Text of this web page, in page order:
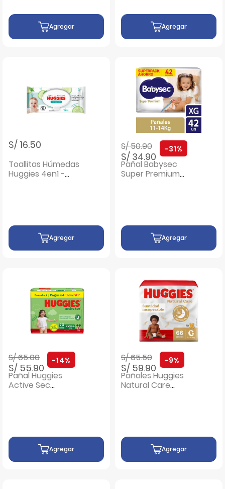
Agregar Agregar
S/ 16.50
Toallitas Húmedas
Huggies 4en1 -
Agregar
Precio rebajado de
S/ 50.90a
S/ 34.90
-31%
Pañal Babysec
Super Premium
Agregar
Precio rebajado de
S/ 65.00a
S/ 55.90
-14%
Pañal Huggies
Active Sec
Agregar
Precio rebajado de
S/ 65.50a
S/ 59.90
-9%
Pañales Huggies
Natural Care
Agregar